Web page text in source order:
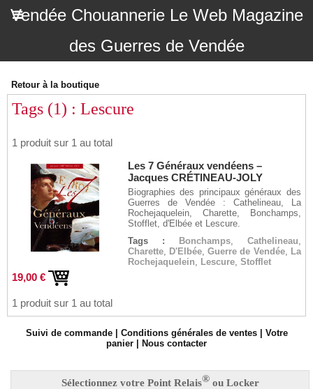
Vendée Chouannerie Le Web Magazine
des Guerres de Vendée
Retour à la boutique
Tags (1) : Lescure
1 produit sur 1 au total
Les 7 Généraux vendéens –
Jacques CRÉTINEAU-JOLY
Biographies des principaux généraux des
Guerres de Vendée : Cathelineau, La
Rochejaquelein, Charette, Bonchamps,
Stofflet, d'Elbée et Lescure.
Tags :
Bonchamps, Cathelineau,
Charette, D'Elbée, Guerre de Vendée, La
Rochejaquelein, Lescure, Stofflet
19,00 €
1 produit sur 1 au total
Suivi de commande Conditions générales de ventes
Votre
panier
Nous contacter
Sélectionnez votre Point Relais®ou Locker